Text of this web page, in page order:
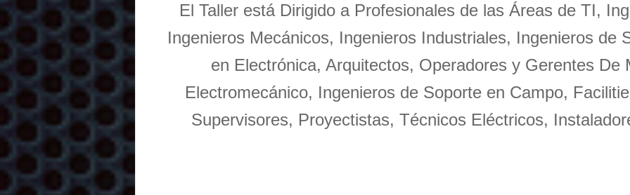
El Taller está Dirigido a Profesionales de las Áreas de TI,
Ingenieros Mecánicos, Ingenieros Industriales, Ingenieros de
en Electrónica, Arquitectos, Operadores y Gerentes De
Electromecánico, Ingenieros de Soporte en Campo,
Supervisores, Proyectistas, Técnicos Eléctricos,